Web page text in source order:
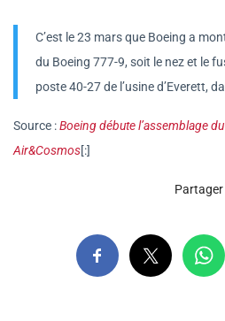
C’est le 23 mars que Boeing a
du Boeing 777-9, soit le nez et le
poste 40-27 de l’usine d’Everett,
Source :Boeing débute l’assemblage
Air&Cosmos[:]
Partager